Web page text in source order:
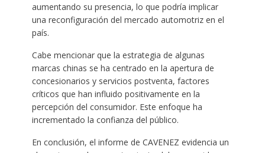
aumentando su presencia, lo que podría implicar
una reconfiguración del mercado automotriz en el
país.
Cabe mencionar que la estrategia de algunas
marcas chinas se ha centrado en la apertura de
concesionarios y servicios postventa, factores
críticos que han influido positivamente en la
percepción del consumidor. Este enfoque ha
incrementado la confianza del público.
En conclusión, el informe de CAVENEZ evidencia un